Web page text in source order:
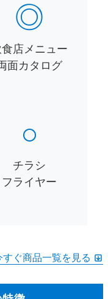
◎
店メニュー
面カタログ
○
チラシ
フライヤー
すぐ商品一覧を見る